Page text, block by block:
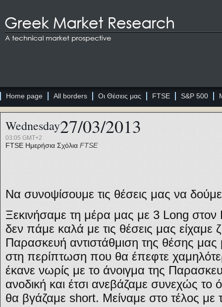
Home page All borders Οι Θέσεις μας FTSE S&P 500
Wednesday27/03/2013
03:05 GMT+2
FTSE Ημερήσια Σχόλια FTSE
Να συνοψίσουμε τις θέσεις μας να
Ξεκινήσαμε τη μέρα μας με 3 Long στον
δεν πάμε καλά με τις θέσεις μας είχαμε
Παρασκευή αντιστάθμιση της θέσης
στη περίπτωση που θα έπεφτε
έκανε νωρίς με το άνοιγμα της
ανοδική και έτσι ανεβάζαμε συνεχώς το
θα βγάζαμε short. Μείναμε στο τέλος με